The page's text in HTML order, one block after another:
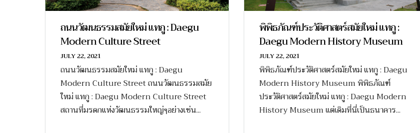
ถนนวัฒนธรรมสมัยใหม่ แทกู : Daegu
Modern Culture Street
JULY 22, 2021
ถนนวัฒนธรรมสมัยใหม่ แทกู : Daegu
Modern Culture Street ถนนวัฒนธรรมสมัย
ใหม่ แทกู : Daegu Modern Culture Street
สถานที่มรดกแห่งวัฒนธรรมใหญ่ๆอย่างเช่น...
พิพิธภัณฑ์ประวัติศาสตร์สมัยใหม่ แทกู :
Daegu Modern History Museum
JULY 22, 2021
พิพิธภัณฑ์ประวัติศาสตร์สมัยใหม่ แทกู : Daegu
Modern History Museum พิพิธภัณฑ์
ประวัติศาสตร์สมัยใหม่ แทกู : Daegu Modern
History Museum แต่เดิมที่นี่เป็นธนาคาร...